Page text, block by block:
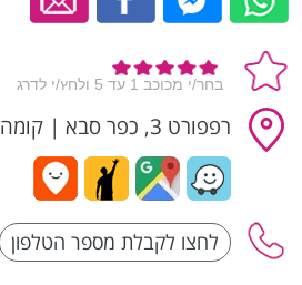
רפפורט 3, כפר סבא | קומה 1